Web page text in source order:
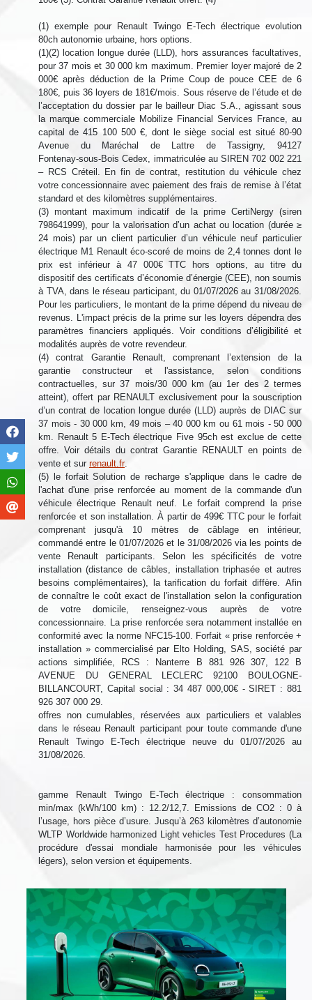
(1) exemple pour Renault Twingo E-Tech électrique evolution
80ch autonomie urbaine, hors options.
(1)(2) location longue durée (LLD), hors assurances facultatives,
pour 37 mois et 30 000 km maximum. Premier loyer majoré de 2
000€ après déduction de la Prime Coup de pouce CEE de 6
180€, puis 36 loyers de 181€/mois. Sous réserve de l’étude et de
l’acceptation du dossier par le bailleur Diac S.A., agissant sous
la marque commerciale Mobilize Financial Services France, au
capital de 415 100 500 €, dont le siège social est situé 80‑90
Avenue du Maréchal de Lattre de Tassigny, 94127
Fontenay‑sous‑Bois Cedex, immatriculée au SIREN 702 002 221
– RCS Créteil. En fin de contrat, restitution du véhicule chez
votre concessionnaire avec paiement des frais de remise à l’état
standard et des kilomètres supplémentaires.
(3) montant maximum indicatif de la prime CertiNergy (siren
798641999), pour la valorisation d’un achat ou location (durée ≥
24 mois) par un client particulier d’un véhicule neuf particulier
électrique M1 Renault éco-scoré de moins de 2,4 tonnes dont le
prix est inférieur à 47 000€ TTC hors options, au titre du
dispositif des certificats d’économie d’énergie (CEE), non soumis
à TVA, dans le réseau participant, du 01/07/2026 au 31/08/2026.
Pour les particuliers, le montant de la prime dépend du niveau de
revenus. L'impact précis de la prime sur les loyers dépendra des
paramètres financiers appliqués. Voir conditions d’éligibilité et
modalités auprès de votre revendeur.
(4) contrat Garantie Renault, comprenant l’extension de la
garantie constructeur et l'assistance, selon conditions
contractuelles, sur 37 mois/30 000 km (au 1er des 2 termes
atteint), offert par RENAULT exclusivement pour la souscription
d’un contrat de location longue durée (LLD) auprès de DIAC sur
37 mois - 30 000 km, 49 mois – 40 000 km ou 61 mois - 50 000
km. Renault 5 E-Tech électrique Five 95ch est exclue de cette
offre. Voir détails du contrat Garantie RENAULT en points de
vente et sur renault.fr.
(5) le forfait Solution de recharge s'applique dans le cadre de
l'achat d'une prise renforcée au moment de la commande d'un
véhicule électrique Renault neuf. Le forfait comprend la prise
renforcée et son installation. À partir de 499€ TTC pour le forfait
comprenant jusqu'à 10 mètres de câblage en intérieur,
commandé entre le 01/07/2026 et le 31/08/2026 via les points de
vente Renault participants. Selon les spécificités de votre
installation (distance de câbles, installation triphasée et autres
besoins complémentaires), la tarification du forfait diffère. Afin
de connaître le coût exact de l'installation selon la configuration
de votre domicile, renseignez-vous auprès de votre
concessionnaire. La prise renforcée sera notamment installée en
conformité avec la norme NFC15-100. Forfait « prise renforcée +
installation » commercialisé par Elto Holding, SAS, société par
actions simplifiée, RCS : Nanterre B 881 926 307, 122 B
AVENUE DU GENERAL LECLERC 92100 BOULOGNE-
BILLANCOURT, Capital social : 34 487 000,00€ - SIRET : 881
926 307 000 29.
offres non cumulables, réservées aux particuliers et valables
dans le réseau Renault participant pour toute commande d'une
Renault Twingo E-Tech électrique neuve du 01/07/2026 au
31/08/2026.
gamme Renault Twingo E-Tech électrique : consommation
min/max (kWh/100 km) : 12.2/12,7. Emissions de CO2 : 0 à
l’usage, hors pièce d’usure. Jusqu’à 263 kilomètres d’autonomie
WLTP Worldwide harmonized Light vehicles Test Procedures (La
procédure d'essai mondiale harmonisée pour les véhicules
légers), selon version et équipements.